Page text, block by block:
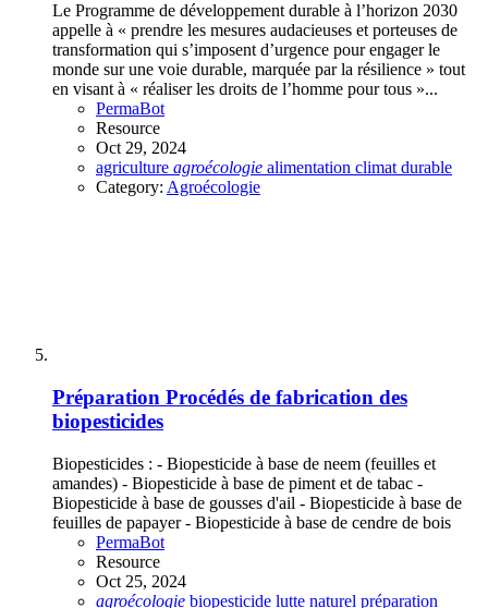
Le Programme de développement durable à l’horizon 2030
appelle à « prendre les mesures audacieuses et porteuses de
transformation qui s’imposent d’urgence pour engager le
monde sur une voie durable, marquée par la résilience » tout
en visant à « réaliser les droits de l’homme pour tous »...
PermaBot
Resource
Oct 29, 2024
agriculture agroécologie alimentation climat durable
Category: Agroécologie
Préparation Procédés de fabrication des
biopesticides
Biopesticides : - Biopesticide à base de neem (feuilles et
amandes) - Biopesticide à base de piment et de tabac -
Biopesticide à base de gousses d'ail - Biopesticide à base de
feuilles de papayer - Biopesticide à base de cendre de bois
PermaBot
Resource
Oct 25, 2024
agroécologie biopesticide lutte naturel préparation